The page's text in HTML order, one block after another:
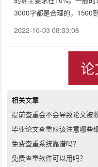
3000字都是合理的，1500
2022-10-03 08:33:08
相关文章
提前查重会不会导致论文被
毕业论文查重应该注意哪些
免费查重系统靠谱吗？
免费查重软件可以用吗？